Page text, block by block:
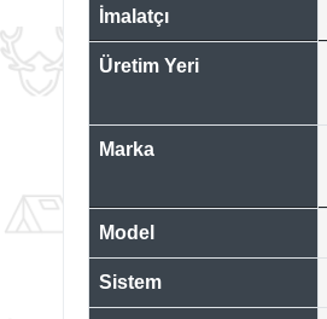
İmalatçı
Üretim Yeri
Marka
Model
Sistem